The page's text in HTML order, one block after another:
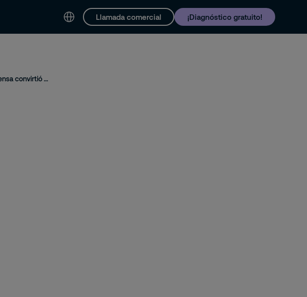
Llamada comercial ¡Diagnóstico gratuito!
Contáctenos y soporte Trabaja con nosotros
Cómo un líder del sector aeroespacial y de defensa convirtió la incertidumbre en fortaleza